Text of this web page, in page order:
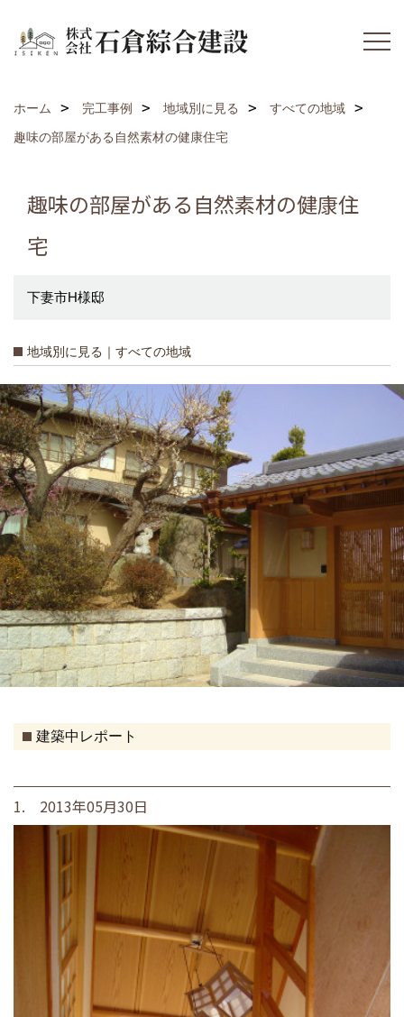
ホーム 完工事例 地域別に見る
すべての地域
趣味の部屋がある自然素材の健康住宅
趣味の部屋がある自然素材の健康住
宅
下妻市H様邸
地域別に見る｜すべての地域
建築中レポート
1. 2013年05月30日